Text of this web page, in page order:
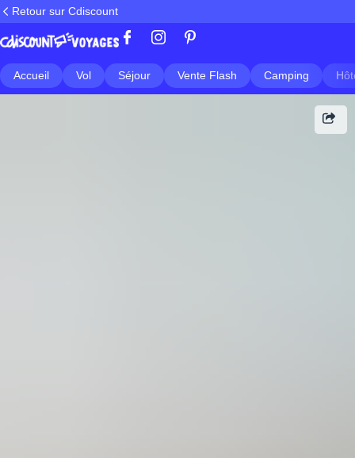
Retour sur Cdiscount
Accueil Vol Séjour Vente Flash Camping